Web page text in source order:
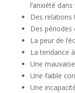
l’anxiété
Des relations
Des périodes
La peur de
La tendance
Une
Une faible
Une